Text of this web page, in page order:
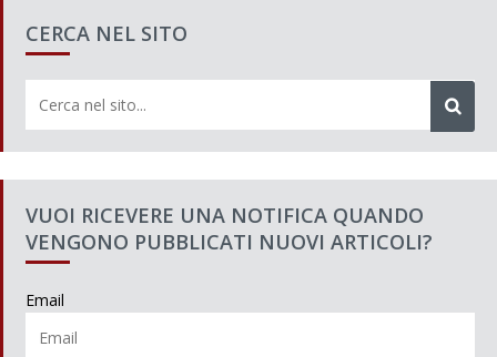
CERCA NEL SITO
VUOI RICEVERE UNA NOTIFICA QUANDO
VENGONO PUBBLICATI NUOVI ARTICOLI?
Email